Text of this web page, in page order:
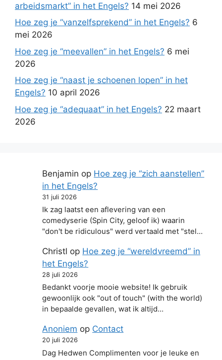
arbeidsmarkt” in het Engels? 14 mei 2026
Hoe zeg je “vanzelfsprekend” in het Engels? 6
mei 2026
Hoe zeg je “meevallen” in het Engels? 6 mei
2026
Hoe zeg je “naast je schoenen lopen” in het
Engels? 10 april 2026
Hoe zeg je “adequaat” in het Engels? 22 maart
2026
Benjamin op Hoe zeg je “zich aanstellen”
in het Engels?
31 juli 2026
Ik zag laatst een aflevering van een
comedyserie (Spin City, geloof ik) waarin
"don't be ridiculous" werd vertaald met "stel…
Christl op Hoe zeg je “wereldvreemd” in
het Engels?
28 juli 2026
Bedankt voorje mooie website! Ik gebruik
gewoonlijk ook "out of touch" (with the world)
in bepaalde gevallen, wat ik altijd…
Anoniem op Contact
20 juli 2026
Dag Hedwen Complimenten voor je leuke en